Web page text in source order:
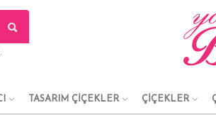
,
TASARIM ÇİÇEKLER ÇİÇEKLER